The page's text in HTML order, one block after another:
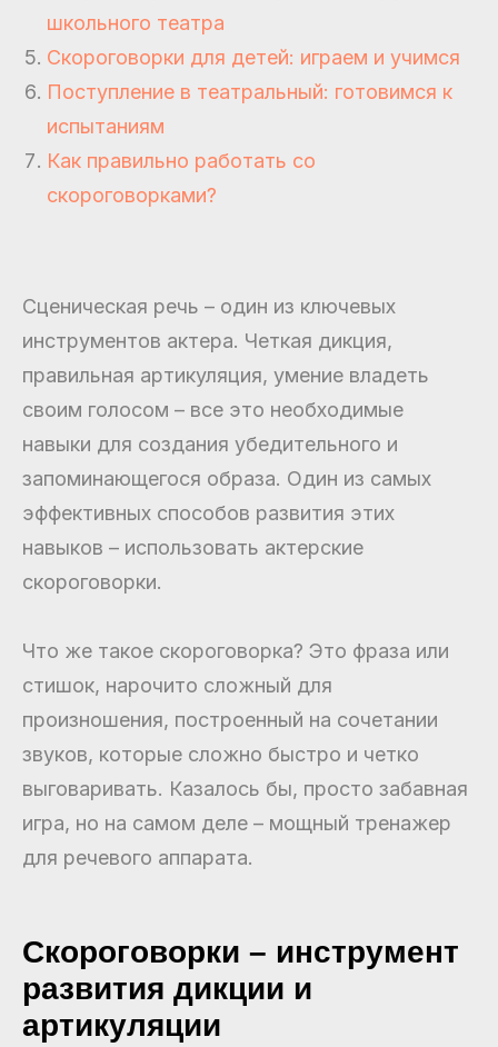
школьного театра
Скороговорки для детей: играем и учимся
Поступление в театральный: готовимся к
испытаниям
Как правильно работать со
скороговорками?
Сценическая речь – один из ключевых
инструментов актера. Четкая дикция,
правильная артикуляция, умение владеть
своим голосом – все это необходимые
навыки для создания убедительного и
запоминающегося образа. Один из самых
эффективных способов развития этих
навыков – использовать актерские
скороговорки.
Что же такое скороговорка? Это фраза или
стишок, нарочито сложный для
произношения, построенный на сочетании
звуков, которые сложно быстро и четко
выговаривать. Казалось бы, просто забавная
игра, но на самом деле – мощный тренажер
для речевого аппарата.
Скороговорки – инструмент
развития дикции и
артикуляции